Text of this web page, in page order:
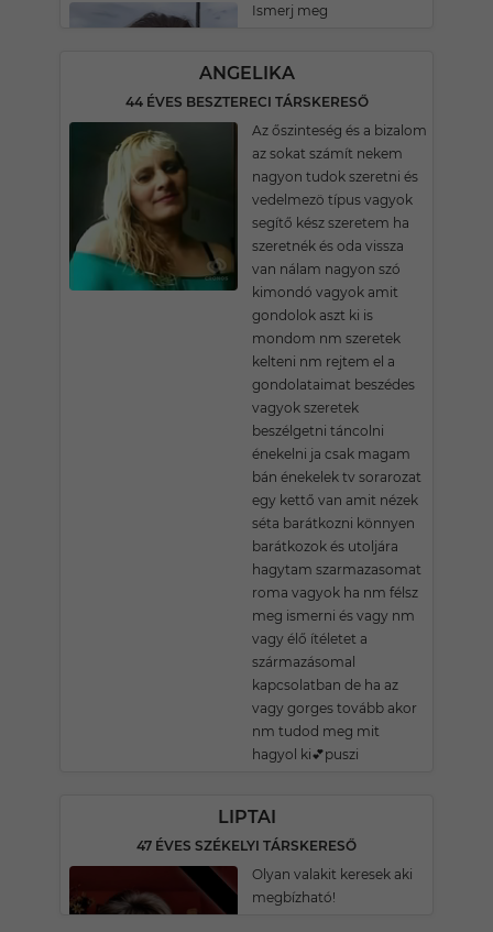
Ismerj meg
ANGELIKA
44 ÉVES BESZTERECI TÁRSKERESŐ
Az őszinteség és a bizalom
az sokat számít nekem
nagyon tudok szeretni és
vedelmezö típus vagyok
segítő kész szeretem ha
szeretnék és oda vissza
van nálam nagyon szó
kimondó vagyok amit
gondolok aszt ki is
mondom nm szeretek
kelteni nm rejtem el a
gondolataimat beszédes
vagyok szeretek
beszélgetni táncolni
énekelni ja csak magam
bán énekelek tv sorarozat
egy kettő van amit nézek
séta barátkozni könnyen
barátkozok és utoljára
hagytam szarmazasomat
roma vagyok ha nm félsz
meg ismerni és vagy nm
vagy élő ítéletet a
származásomal
kapcsolatban de ha az
vagy gorges tovább akor
nm tudod meg mit
hagyol ki💕puszi
LIPTAI
47 ÉVES SZÉKELYI TÁRSKERESŐ
Olyan valakit keresek aki
megbízható!